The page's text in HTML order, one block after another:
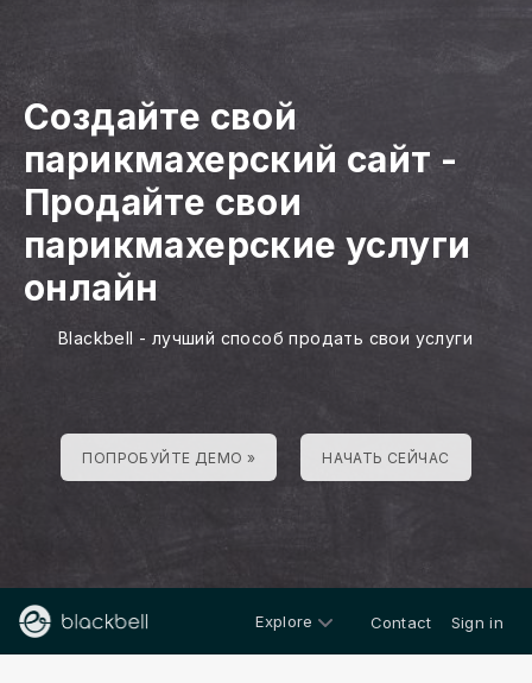
Создайте свой
парикмахерский сайт -
Продайте свои
парикмахерские услуги
онлайн
Blackbell - лучший способ продать свои услуги
ПОПРОБУЙТЕ ДЕМО » НАЧАТЬ СЕЙЧАС
Explore Contact Sign in